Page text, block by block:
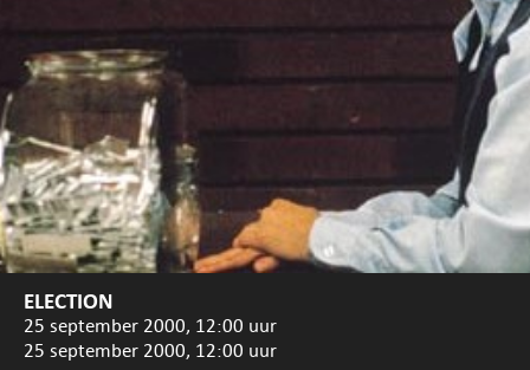
ELECTION
25 september 2000, 12:00 uur
25 september 2000, 12:00 uur